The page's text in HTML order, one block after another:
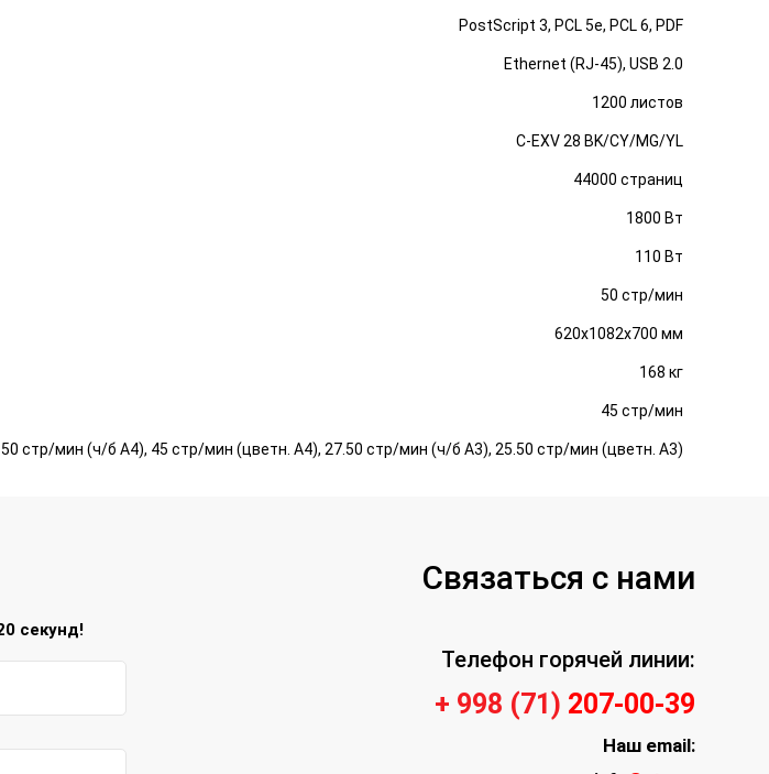
PostScript 3, PCL 5e, PCL 6, PDF
Ethernet (RJ-45), USB 2.0
1200 листов
C-EXV 28 BK/CY/MG/YL
44000 страниц
1800 Вт
110 Вт
50 стр/мин
620x1082x700 мм
168 кг
45 стр/мин
50 стр/мин (ч/б А4), 45 стр/мин (цветн. А4), 27.50 стр/мин (ч/б А3), 25.50 стр/мин (цветн. А3)
секунд!
Связаться с нами
Телефон горячей линии:
+ 998 (71) 207-00-39
Нашemail: